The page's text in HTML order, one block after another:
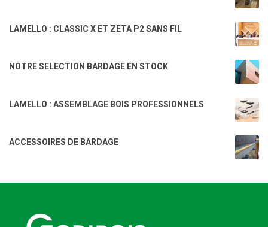
LAMELLO : CLASSIC X ET ZETA P2 SANS FIL
NOTRE SELECTION BARDAGE EN STOCK
LAMELLO : ASSEMBLAGE BOIS PROFESSIONNELS
ACCESSOIRES DE BARDAGE